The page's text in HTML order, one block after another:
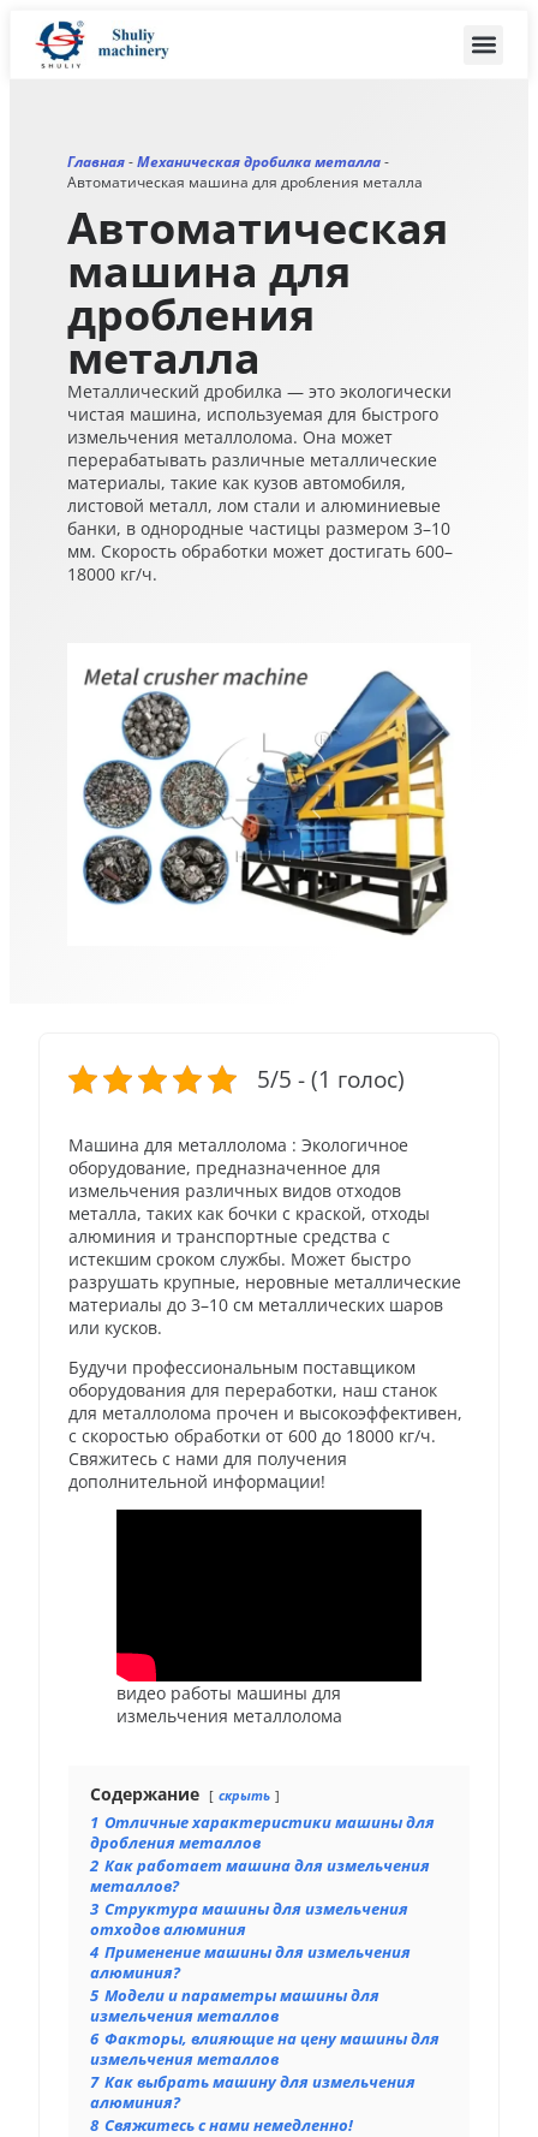
Главная-Механическая дробилка металла-
Автоматическая машина для дробления металла
Автоматическая
машина для
дробления
металла
Металлический дробилка — это экологически
чистая машина, используемая для быстрого
измельчения металлолома. Она может
перерабатывать различные металлические
материалы, такие как кузов автомобиля,
листовой металл, лом стали и алюминиевые
банки, в однородные частицы размером 3–10
мм. Скорость обработки может достигать 600–
18000 кг/ч.
5/5 - (1 голос)
Машина для металлолома : Экологичное
оборудование, предназначенное для
измельчения различных видов отходов
металла, таких как бочки с краской, отходы
алюминия и транспортные средства с
истекшим сроком службы. Может быстро
разрушать крупные, неровные металлические
материалы до 3–10 см металлических шаров
или кусков.
Будучи профессиональным поставщиком
оборудования для переработки, наш станок
для металлолома прочен и высокоэффективен,
с скоростью обработки от 600 до 18000 кг/ч.
Свяжитесь с нами для получения
дополнительной информации!
видео работы машины для
измельчения металлолома
Содержание скрыть
1 Отличные характеристики машины для
дробления металлов
2 Как работает машина для измельчения
металлов?
3 Структура машины для измельчения
отходов алюминия
4 Применение машины для измельчения
алюминия?
5 Модели и параметры машины для
измельчения металлов
6 Факторы, влияющие на цену машины для
измельчения металлов
7 Как выбрать машину для измельчения
алюминия?
8 Свяжитесь с нами немедленно!